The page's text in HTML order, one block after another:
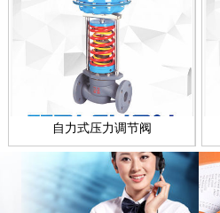
自力式压力调节阀